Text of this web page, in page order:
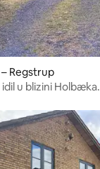
Regstrup
u blizini Holbæka.